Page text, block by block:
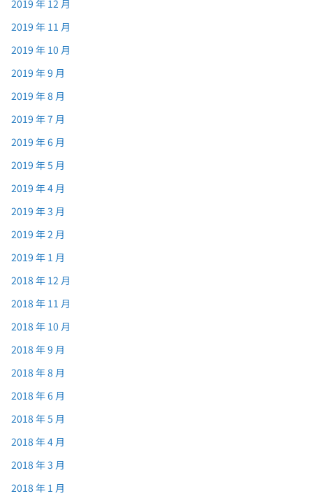
2019 年 12 月
2019 年 11 月
2019 年 10 月
2019 年 9 月
2019 年 8 月
2019 年 7 月
2019 年 6 月
2019 年 5 月
2019 年 4 月
2019 年 3 月
2019 年 2 月
2019 年 1 月
2018 年 12 月
2018 年 11 月
2018 年 10 月
2018 年 9 月
2018 年 8 月
2018 年 6 月
2018 年 5 月
2018 年 4 月
2018 年 3 月
2018 年 1 月